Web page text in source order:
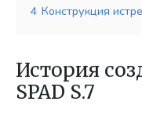
4 Конструкция
История
SPAD S.7